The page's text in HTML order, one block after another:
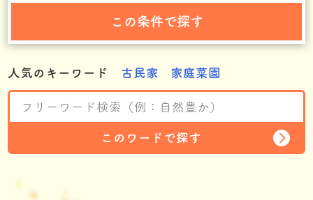
人気のキーワード 古民家 家庭菜園
このワードで探す